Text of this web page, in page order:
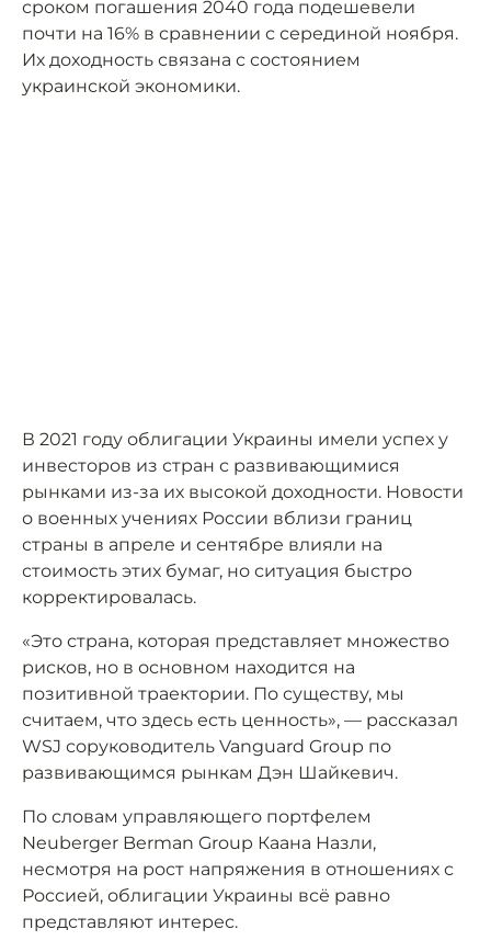
сроком погашения 2040 года подешевели
почти на 16% в сравнении с серединой ноября.
Их доходность связана с состоянием
украинской экономики.
В 2021 году облигации Украины имели успех у
инвесторов из стран с развивающимися
рынками из-за их высокой доходности. Новости
о военных учениях России вблизи границ
страны в апреле и сентябре влияли на
стоимость этих бумаг, но ситуация быстро
корректировалась.
«Это страна, которая представляет множество
рисков, но в основном находится на
позитивной траектории. По существу, мы
считаем, что здесь есть ценность», — рассказал
WSJ соруководитель Vanguard Group по
развивающимся рынкам Дэн Шайкевич.
По словам управляющего портфелем
Neuberger Berman Group Каана Назли,
несмотря на рост напряжения в отношениях с
Россией, облигации Украины всё равно
представляют интерес.